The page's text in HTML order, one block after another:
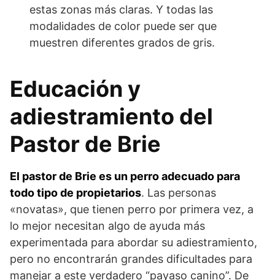
estas zonas más claras. Y todas las
modalidades de color puede ser que
muestren diferentes grados de gris.
Educación y
adiestramiento del
Pastor de Brie
El pastor de Brie es un perro adecuado para
todo tipo de propietarios. Las personas
«novatas», que tienen perro por primera vez, a
lo mejor necesitan algo de ayuda más
experimentada para abordar su adiestramiento,
pero no encontrarán grandes dificultades para
manejar a este verdadero “payaso canino”. De